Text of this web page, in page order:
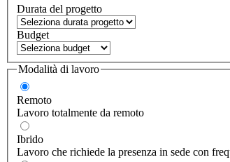
Durata del progetto
Budget
Modalità di lavoro
Remoto
Lavoro totalmente da remoto
Ibrido
Lavoro che richiede la presenza in sede con